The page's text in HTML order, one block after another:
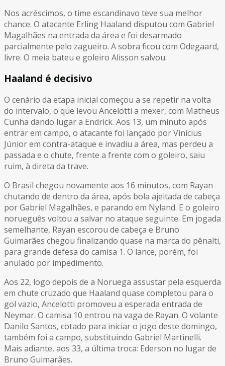
Nos acréscimos, o time escandinavo teve sua melhor
chance. O atacante Erling Haaland disputou com Gabriel
Magalhães na entrada da área e foi desarmado
parcialmente pelo zagueiro. A sobra ficou com Odegaard,
livre. O meia bateu e goleiro Alisson salvou.
Haaland é decisivo
O cenário da etapa inicial começou a se repetir na volta
do intervalo, o que levou Ancelotti a mexer, com Matheus
Cunha dando lugar a Endrick. Aos 13, um minuto após
entrar em campo, o atacante foi lançado por Vinícius
Júnior em contra-ataque e invadiu a área, mas perdeu a
passada e o chute, frente a frente com o goleiro, saiu
ruim, à direta da trave.
O Brasil chegou novamente aos 16 minutos, com Rayan
chutando de dentro da área, após bola ajeitada de cabeça
por Gabriel Magalhães, e parando em Nyland. E o goleiro
norueguês voltou a salvar no ataque seguinte. Em jogada
semelhante, Rayan escorou de cabeça e Bruno
Guimarães chegou finalizando quase na marca do pênalti,
para grande defesa do camisa 1. O lance, porém, foi
anulado por impedimento.
Aos 22, logo depois de a Noruega assustar pela esquerda
em chute cruzado que Haaland quase completou para o
gol vazio, Ancelotti promoveu a esperada entrada de
Neymar. O camisa 10 entrou na vaga de Rayan. O volante
Danilo Santos, cotado para iniciar o jogo deste domingo,
também foi a campo, substituindo Gabriel Martinelli.
Mais adiante, aos 33, a última troca: Ederson no lugar de
Bruno Guimarães.